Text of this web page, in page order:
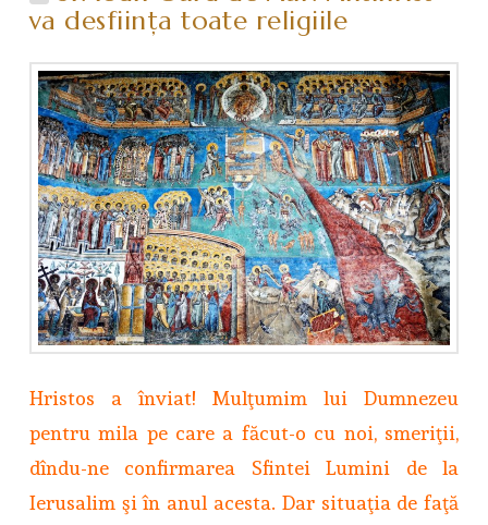
va desfiinţa toate religiile
Hristos a înviat! Mulţumim lui Dumnezeu
pentru mila pe care a făcut-o cu noi, smeriţii,
dîndu-ne confirmarea Sfintei Lumini de la
Ierusalim şi în anul acesta. Dar situaţia de faţă